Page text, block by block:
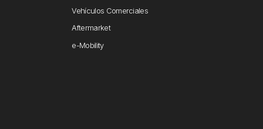
Vehículos Comerciales
Aftermarket
e-Mobility